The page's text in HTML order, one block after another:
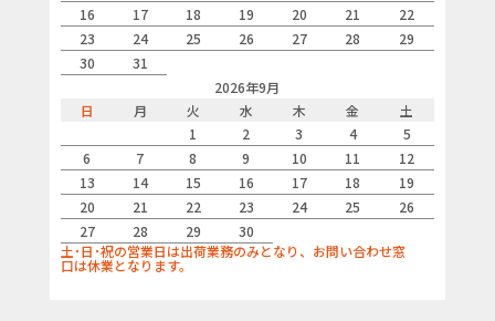
16
17 18 19 20 21
22
23
24 25 26 27 28
29
30
31
2026年9月
日
月 火 水 木 金
土
1
2 3 4
5
6
7 8 9 10 11
12
13
14 15 16 17 18
19
20
21 22 23 24 25
26
27
28 29
30
土･日･祝の営業日は出荷業務のみとなり、お問い合わせ窓
口は休業となります。